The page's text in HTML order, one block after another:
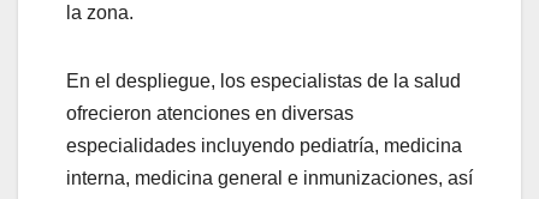
la zona.
En el despliegue, los especialistas de la salud
ofrecieron atenciones en diversas
especialidades incluyendo pediatría, medicina
interna, medicina general e inmunizaciones, así